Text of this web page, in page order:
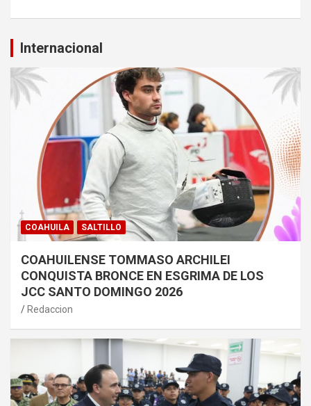
Internacional
COAHUILA SALTILLO
COAHUILENSE TOMMASO ARCHILEI
CONQUISTA BRONCE EN ESGRIMA DE LOS
JCC SANTO DOMINGO 2026
Redaccion